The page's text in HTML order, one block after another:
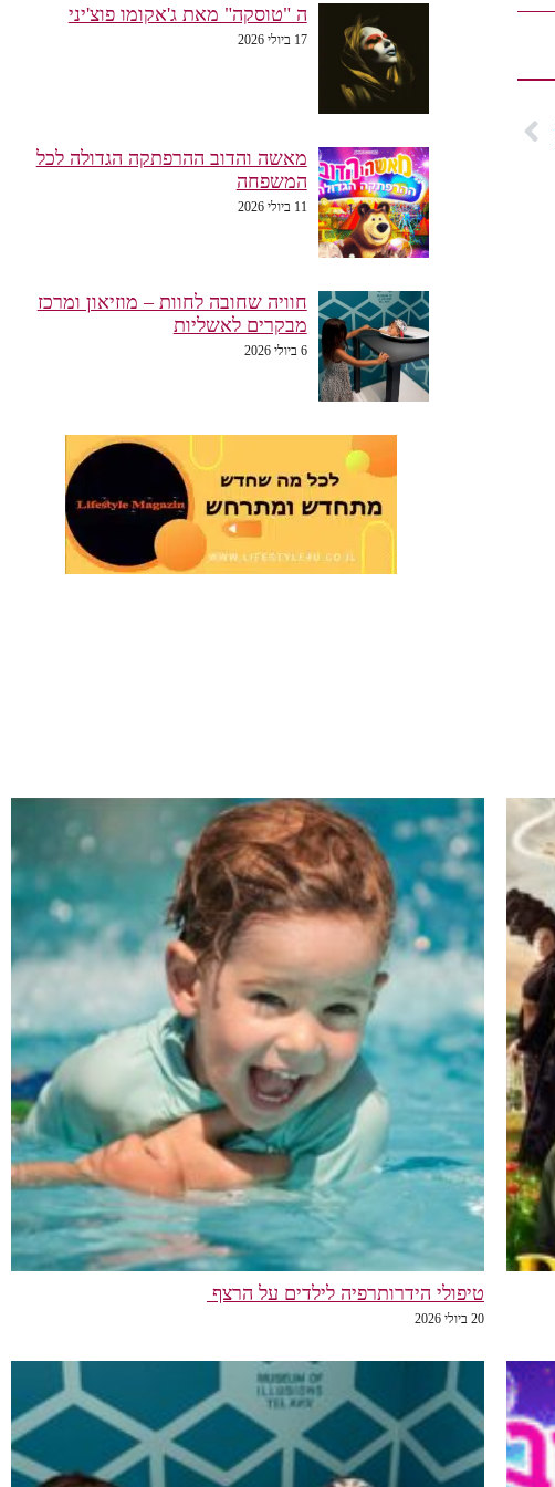
ה "טוסקה" מאת ג'אקומו פוצ'יני
17 ביולי 2026
מאשה והדוב ההרפתקה הגדולה לכל
המשפחה
11 ביולי 2026
חוויה שחובה לחוות – מוזיאון ומרכז
מבקרים לאשליות
6 ביולי 2026
טיפולי הידרותרפיה לילדים על הרצף
20 ביולי 2026